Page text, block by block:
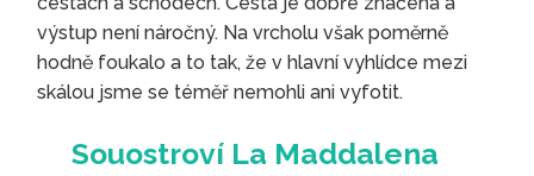
výstup není náročný. Na vrcholu však poměrně
hodně foukalo a to tak, že v hlavní vyhlídce mezi
skálou jsme se téměř nemohli ani vyfotit.